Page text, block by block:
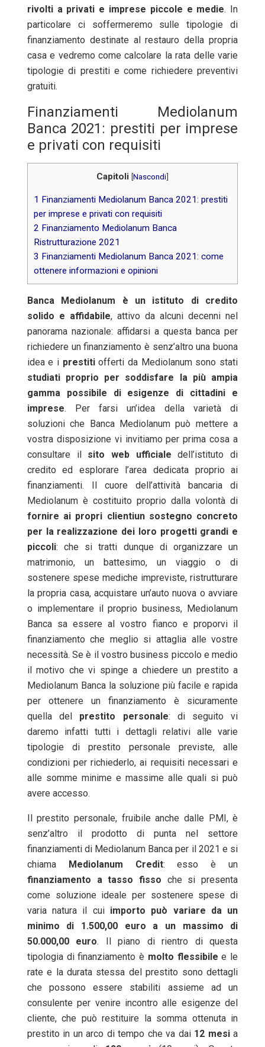
rivolti a privati e imprese piccole e medie. In
particolare ci soffermeremo sulle tipologie di
finanziamento destinate al restauro della propria
casa e vedremo come calcolare la rata delle varie
tipologie di prestiti e come richiedere preventivi
gratuiti.
Finanziamenti Mediolanum
Banca 2021: prestiti per imprese
e privati con requisiti
Capitoli [Nascondi]
1 Finanziamenti Mediolanum Banca 2021: prestiti
per imprese e privati con requisiti
2 Finanziamento Mediolanum Banca
Ristrutturazione 2021
3 Finanziamenti Mediolanum Banca 2021: come
ottenere informazioni e opinioni
Banca Mediolanum è un istituto di credito
solido e affidabile, attivo da alcuni decenni nel
panorama nazionale: affidarsi a questa banca per
richiedere un finanziamento è senz’altro una buona
idea e i prestitiofferti da Mediolanum sono stati
studiati proprio per soddisfare la più ampia
gamma possibile di esigenze di cittadini e
imprese. Per farsi un’idea della varietà di
soluzioni che Banca Mediolanum può mettere a
vostra disposizione vi invitiamo per prima cosa a
consultare il sito web ufficiale dell’istituto di
credito ed esplorare l’area dedicata proprio ai
finanziamenti. Il cuore dell’attività bancaria di
Mediolanum è costituito proprio dalla volontà di
fornire ai propri clientiun sostegno concreto
per la realizzazione dei loro progetti grandi e
piccoli: che si tratti dunque di organizzare un
matrimonio, un battesimo, un viaggio o di
sostenere spese mediche impreviste, ristrutturare
la propria casa, acquistare un’auto nuova o avviare
o implementare il proprio business, Mediolanum
Banca sa essere al vostro fianco e proporvi il
finanziamento che meglio si attaglia alle vostre
necessità. Se è il vostro business piccolo e medio
il motivo che vi spinge a chiedere un prestito a
Mediolanum Banca la soluzione più facile e rapida
per ottenere un finanziamento è sicuramente
quella del prestito personale: di seguito vi
daremo infatti tutti i dettagli relativi alle varie
tipologie di prestito personale previste, alle
condizioni per richiederlo, ai requisiti necessari e
alle somme minime e massime alle quali si può
avere accesso.
Il prestito personale, fruibile anche dalle PMI, è
senz’altro il prodotto di punta nel settore
finanziamenti di Mediolanum Banca per il 2021 e si
chiama
Mediolanum Credit: esso è un
finanziamento a tasso fisso che si presenta
come soluzione ideale per sostenere spese di
varia natura il cui importo può variare da un
minimo di 1.500,00 euro a un massimo di
50.000,00 euro. Il piano di rientro di questa
tipologia di finanziamento è molto flessibile e le
rate e la durata stessa del prestito sono dettagli
che possono essere stabiliti assieme ad un
consulente per venire incontro alle esigenze del
cliente, che può restituire la somma ottenuta in
prestito in un arco di tempo che va dai 12 mesia